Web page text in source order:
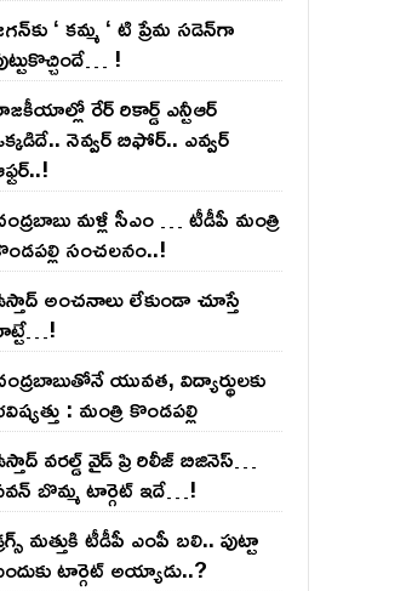
‘ క‌మ్మ ‘ టి ప్రేమ స‌డెన్‌గా
!
రేర్ రికార్డ్ ఎన్టీఆర్
నెవ్వ‌ర్ బిఫోర్‌.. ఎవ్వ‌ర్
మ‌ళ్లీ సీఎం … టీడీపీ మంత్రి
సంచ‌ల‌నం..!
అంచ‌నాలు లేకుండా చూస్తే
యువ‌త‌, విద్యార్థుల‌కు
: మంత్రి కొండ‌ప‌ల్లి
వ‌ర‌ల్డ్ వైడ్ ప్రి రిలీజ్ బిజినెస్‌…
బొమ్మ టార్గెట్ ఇదే…!
మత్తుకి టీడీపీ ఎంపీ బలి.. పుట్టా
టార్గెట్ అయ్యాడు..?